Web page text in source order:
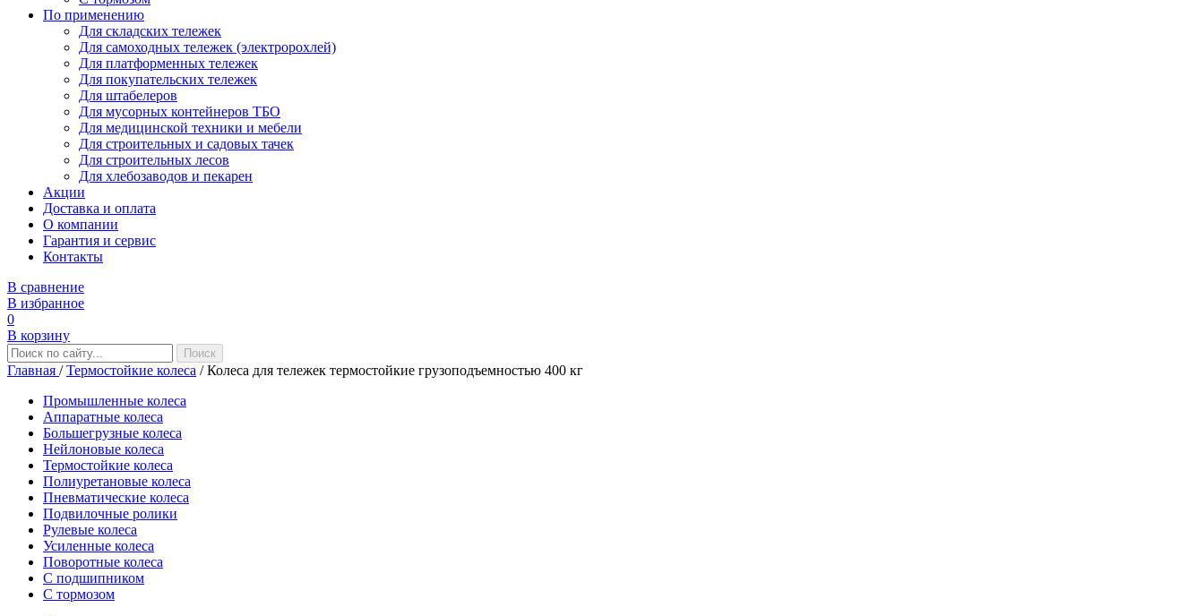
По применению
Для складских тележек
Для самоходных тележек (электророхлей)
Для платформенных тележек
Для покупательских тележек
Для штабелеров
Для мусорных контейнеров ТБО
Для медицинской техники и мебели
Для строительных и садовых тачек
Для строительных лесов
Для хлебозаводов и пекарен
Акции
Доставка и оплата
О компании
Гарантия и сервис
Контакты
В сравнение
В избранное
0
В корзину
Главная / Термостойкие колеса / Колеса для тележек термостойкие грузоподъемностью 400 кг
Промышленные колеса
Аппаратные колеса
Большегрузные колеса
Нейлоновые колеса
Термостойкие колеса
Полиуретановые колеса
Пневматические колеса
Подвилочные ролики
Рулевые колеса
Усиленные колеса
Поворотные колеса
С подшипником
С тормозом